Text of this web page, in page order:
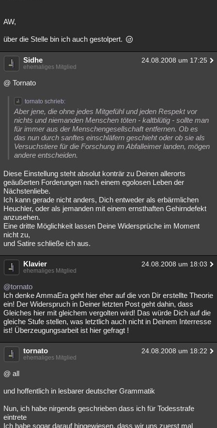
AW,
über die Stelle bin ich auch gestolpert.
Sidhe 24.08.2008 um 17:25
ehemaliges Mitglied
@ Tornato
tornato schrieb:
Aber jene, die ohne jedes Mitgefühl und jeden Respekt vor
nichts und niemanden Menschen töten - kaltblütig - sollte man
für immer aus der Menschengesellschaft entfernen. Ob es
das nun durch sanftes einschläfern geschieht oder ob sie als
Versuchstiere für die Forschung im Abfalleimer landen, mögen
andere entscheiden.
Diese Einstellung steht absolut konträr zu Deinen allerorts
geäußerten Forderungen nach einem egolosen Leben der
Nächstenliebe.
Ich kann gerade nicht anders, Dich entweder als erbärmlichen
Heuchler, oder als jemanden mit einem ernsthaften Gehirndefekt
anzusehen.
Eine dritte Möglichkeit lassen Deine Widersprüche im Moment
nicht zu,
und Satire schließe ich aus.
Klavier 24.08.2008 um 18:03
ehemaliges Mitglied
@tornato
Ich denke AmmaEra geht hier eher auf die von Dir erstellte Theorie
ein! Der Widerspruch in Deiner letzten Post geht dahin, dass
Gleiches hier mit gleichem vergolten wird! Das würde Dich auf die
gleiche Stufe stellen, was letztlich auch nicht in Deinem Interresse
ist! Überzeugungsarbeit ist hier gefragt !
tornato 24.08.2008 um 18:22
ehemaliges Mitglied
@ all
und hoffentlich in lesbarer deutscher Grammatik
Nun, ich habe nirgends geschrieben dass ich für Todesstrafe
eintrete
Ich habe sogar darauf hingewiesen, dass wir uns zuerst mal